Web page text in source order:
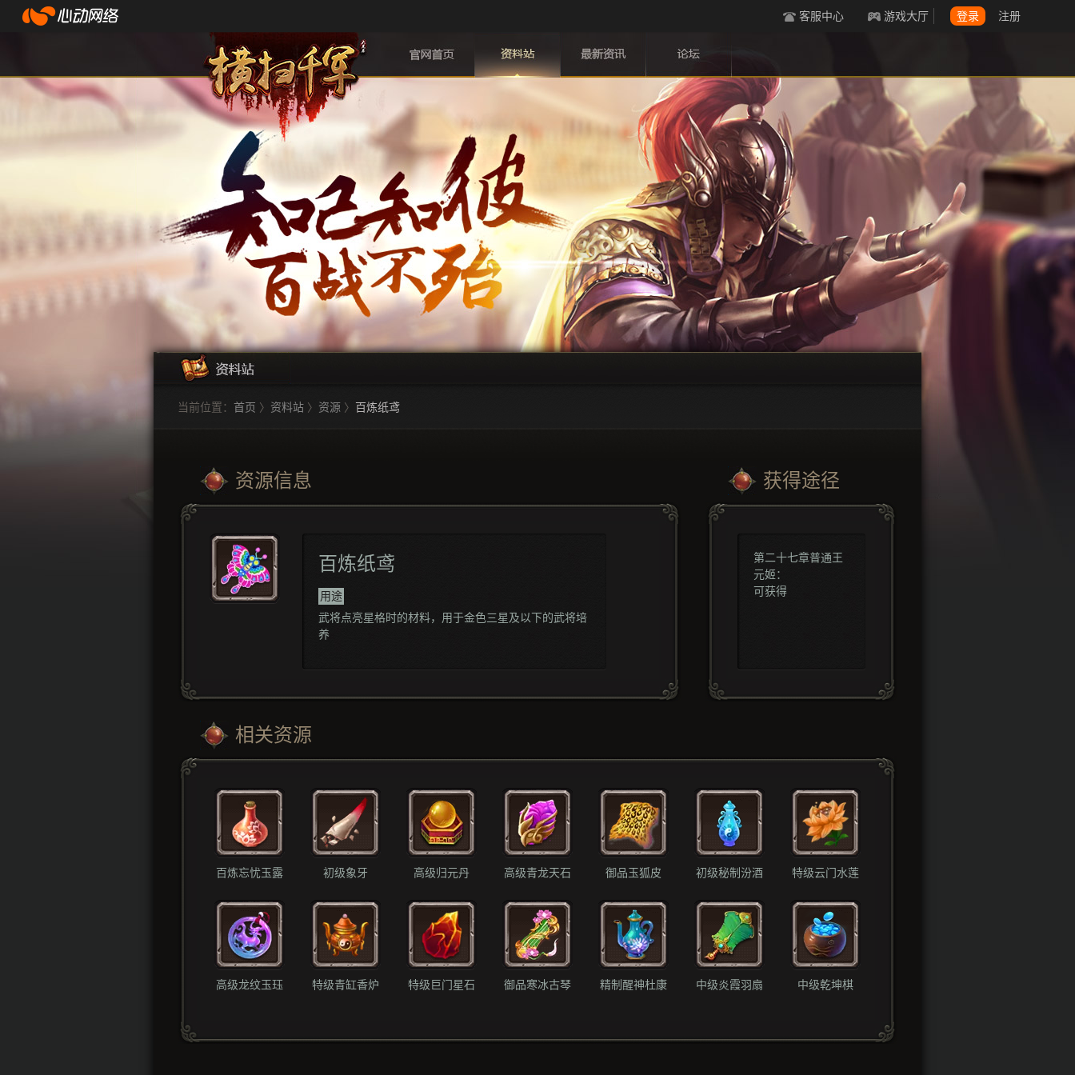
客服中心 游戏大厅 登录 注册
当前位置： 首页 〉 资料站 〉 资源 〉 百炼纸鸢
资源信息 获得途径
百炼纸鸢
用途
武将点亮星格时的材料，用于金色三星及以下的武将培
养
第二十七章普通王
元姬：
可获得
相关资源
百炼忘忧玉露 初级象牙 高级归元丹 高级青龙天石 御品玉狐皮 初级秘制汾酒 特级云门水莲
高级龙纹玉珏 特级青缸香炉 特级巨门星石 御品寒冰古琴 精制醒神杜康 中级炎霞羽扇 中级乾坤棋